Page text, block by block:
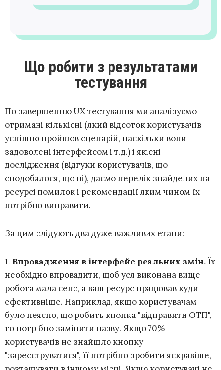
Що робити з результатами
тестування
По завершенню UX тестування ми аналізуємо
отримані кількісні (який відсоток користувачів
успішно пройшов сценарій, наскільки вони
задоволені інтерфейсом і т.д.) і якісні
дослідження (відгуки користувачів, що
сподобалося, що ні), даємо перелік знайдених на
ресурсі помилок і рекомендації яким чином їх
потрібно виправити.
За цим слідують два дуже важливих етапи:
1. Впровадження в інтерфейс реальних змін. Їх
необхідно впровадити, щоб уся виконана вище
робота мала сенс, а ваш ресурс працював куди
ефективніше. Наприклад, якщо користувачам
було неясно, що робить кнопка "відправити ОТП",
то потрібно замінити назву. Якщо 70%
користувачів не знайшло кнопку
"зареєструватися", її потрібно зробити яскравіше,